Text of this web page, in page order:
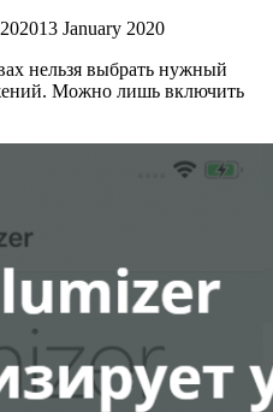
13 January 2020
нельзя выбрать нужный
Можно лишь включить